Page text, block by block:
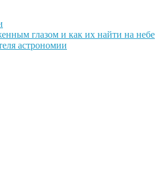
глазом и как их найти на небе
астрономии